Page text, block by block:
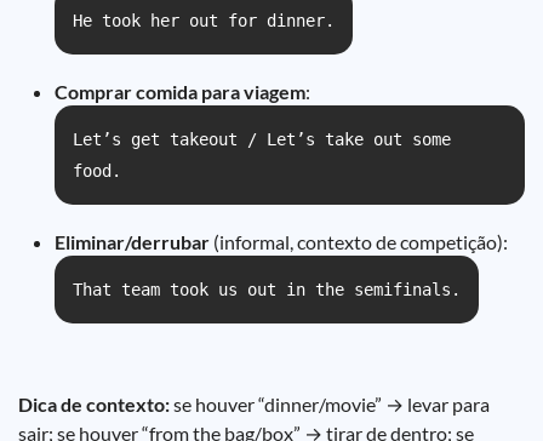
He took her out for dinner.
Comprar comida para viagem:
Let’s get takeout / Let’s take out some
food.
Eliminar/derrubar (informal, contexto de competição):
That team took us out in the semifinals.
Dica de contexto:se houver “dinner/movie” → levar para
sair; se houver “from the bag/box” → tirar de dentro; se